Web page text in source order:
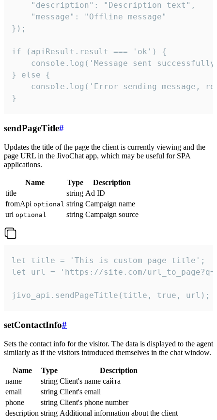
    "description": "Description text",
    "message": "Offline message"
});
if (apiResult.result === 'ok') {
console.log('Message sent
} else {
console.log('Error sending message,
}
sendPageTitle#
Updates the title of the page the client is currently viewing and the
page URL in the JivoChat app, which may be useful for SPA
applications.
Name Type
Description
title
string Ad ID
fromApi optional string Campaign name
url optional string Campaign source
let title = 'This is custom page title';
let url = 'https://site.com/
jivo_api.sendPageTitle(title, true, url);
setContactInfo#
Sets the contact info for the visitor. The data is displayed to the agent
similarly as if the visitors introduced themselves in the chat window.
Name Type
Description
name
string Client's name сайта
email
string Client's email
phone
string Client's phone number
description string Additional information about the client